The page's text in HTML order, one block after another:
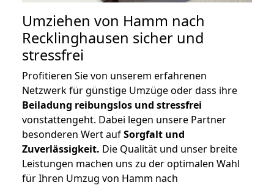
Umziehen von Hamm nach
Recklinghausen sicher und
stressfrei
Profitieren Sie von unserem erfahrenen
Netzwerk für günstige Umzüge oder dass ihre
Beiladung reibungslos und stressfrei
vonstattengeht. Dabei legen unsere Partner
besonderen Wert aufSorgfalt und
Zuverlässigkeit. Die Qualität und unser breite
Leistungen machen uns zu der optimalen Wahl
für Ihren Umzug von Hamm nach